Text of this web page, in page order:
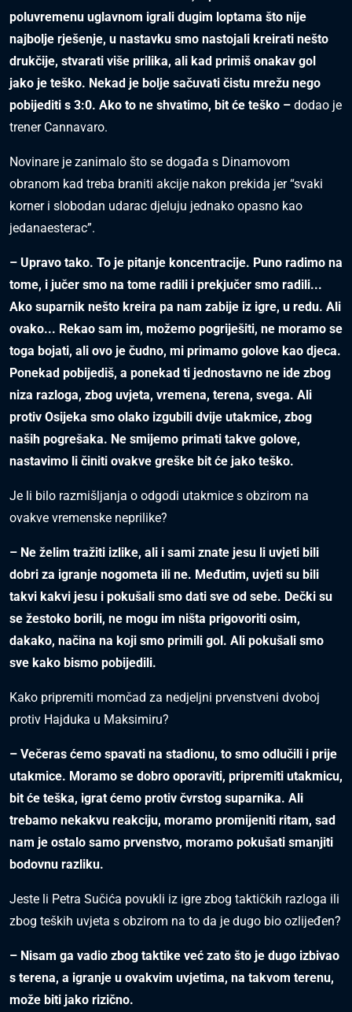
poluvremenu uglavnom igrali dugim loptama što nije
najbolje rješenje, u nastavku smo nastojali kreirati nešto
drukčije, stvarati više prilika, ali kad primiš onakav gol
jako je teško. Nekad je bolje sačuvati čistu mrežu nego
pobijediti s 3:0. Ako to ne shvatimo, bit će teško – dodao je
trener Cannavaro.
Novinare je zanimalo što se događa s Dinamovom
obranom kad treba braniti akcije nakon prekida jer “svaki
korner i slobodan udarac djeluju jednako opasno kao
jedanaesterac”.
– Upravo tako. To je pitanje koncentracije. Puno radimo na
tome, i jučer smo na tome radili i prekjučer smo radili...
Ako suparnik nešto kreira pa nam zabije iz igre, u redu. Ali
ovako... Rekao sam im, možemo pogriješiti, ne moramo se
toga bojati, ali ovo je čudno, mi primamo golove kao djeca.
Ponekad pobijediš, a ponekad ti jednostavno ne ide zbog
niza razloga, zbog uvjeta, vremena, terena, svega. Ali
protiv Osijeka smo olako izgubili dvije utakmice, zbog
naših pogrešaka. Ne smijemo primati takve golove,
nastavimo li činiti ovakve greške bit će jako teško.
Je li bilo razmišljanja o odgodi utakmice s obzirom na
ovakve vremenske neprilike?
– Ne želim tražiti izlike, ali i sami znate jesu li uvjeti bili
dobri za igranje nogometa ili ne. Međutim, uvjeti su bili
takvi kakvi jesu i pokušali smo dati sve od sebe. Dečki su
se žestoko borili, ne mogu im ništa prigovoriti osim,
dakako, načina na koji smo primili gol. Ali pokušali smo
sve kako bismo pobijedili.
Kako pripremiti momčad za nedjeljni prvenstveni dvoboj
protiv Hajduka u Maksimiru?
– Večeras ćemo spavati na stadionu, to smo odlučili i prije
utakmice. Moramo se dobro oporaviti, pripremiti utakmicu,
bit će teška, igrat ćemo protiv čvrstog suparnika. Ali
trebamo nekakvu reakciju, moramo promijeniti ritam, sad
nam je ostalo samo prvenstvo, moramo pokušati smanjiti
bodovnu razliku.
Jeste li Petra Sučića povukli iz igre zbog taktičkih razloga ili
zbog teških uvjeta s obzirom na to da je dugo bio ozlijeđen?
– Nisam ga vadio zbog taktike već zato što je dugo izbivao
s terena, a igranje u ovakvim uvjetima, na takvom terenu,
može biti jako rizično.